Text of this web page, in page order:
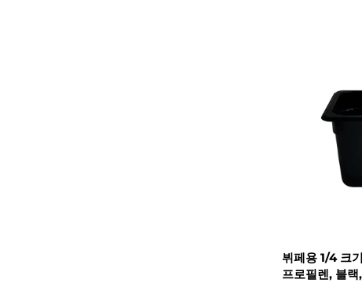
뷔페용 1/4 크
프로필렌, 블